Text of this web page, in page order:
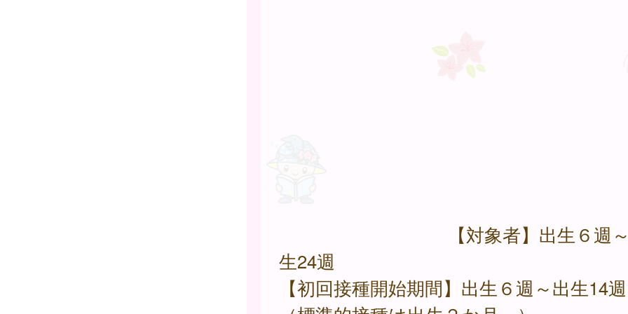
【対象者】出生６週～
生24週
【初回接種開始期間】出生６週～出生14